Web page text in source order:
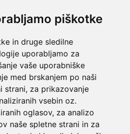
piškotke
in druge sledilne
uporabljamo za
vaše uporabniške
med brskanjem po naši
strani, za prikazovanje
vsebin oz.
oglasov, za analizo
naše spletne strani in za
izkaznic - za izdelovalce in
Osrednje spletno mesto o državni
Državni portal za podjetja in
Državni portal odprtih podatkov